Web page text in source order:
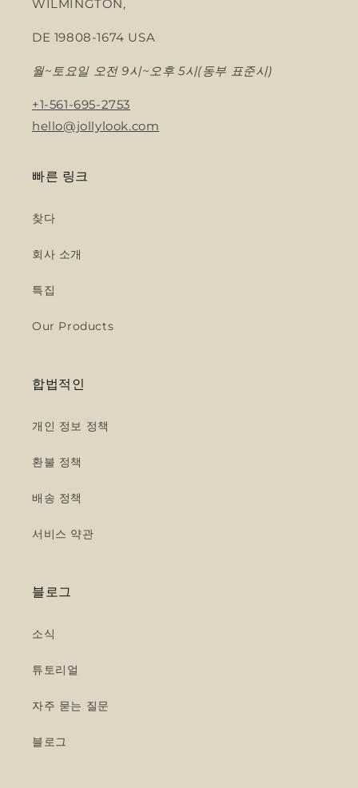
WILMINGTON,
DE 19808-1674 USA
월~토요일 오전 9시~오후 5시(동부 표준시)
+1-561-695-2753
hello@jollylook.com
빠른 링크
찾다
회사 소개
특집
Our Products
합법적인
개인 정보 정책
환불 정책
배송 정책
서비스 약관
블로그
소식
튜토리얼
자주 묻는 질문
블로그